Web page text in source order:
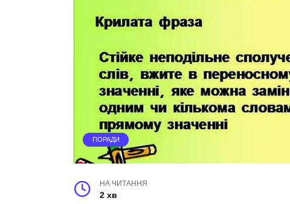
ПОРАДИ
НА ЧИТАННЯ
2 хв